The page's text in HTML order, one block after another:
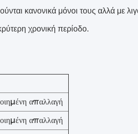
κανονικά μόνοι τους αλλά με
χρονική περίοδο.
απαλλαγή
απαλλαγή